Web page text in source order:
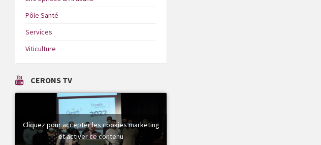
Pôle Santé
Services
Viticulture
CERONS TV
Cliquez pour accepter les cookies marketing
et activer ce contenu